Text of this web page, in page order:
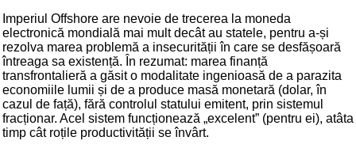
Imperiul Offshore are nevoie de trecerea la moneda
electronică mondială mai mult decât au statele, pentru a-și
rezolva marea problemă a insecurității în care se desfășoară
întreaga sa existență. În rezumat: marea finanță
transfrontalieră a găsit o modalitate ingenioasă de a parazita
economiile lumii și de a produce masă monetară (dolar, în
cazul de față), fără controlul statului emitent, prin sistemul
fracționar. Acel sistem funcționează „excelent” (pentru ei), atâta
timp cât roțile productivității se învârt.